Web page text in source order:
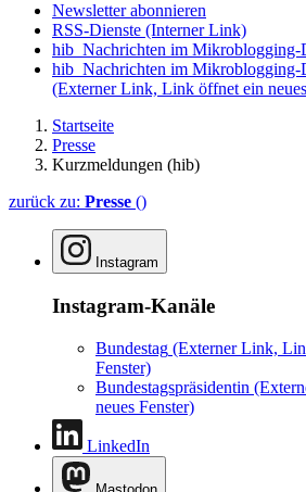
Newsletter abonnieren
RSS-Dienste (Interner Link)
hib_Nachrichten im Mikroblogging-
hib_Nachrichten im Mikroblogging-
(Externer Link, Link öffnet ein
Startseite
Presse
Kurzmeldungen (hib)
zurück zu: Presse ()
Instagram
Instagram-Kanäle
Bundestag (Externer Link,
Fenster)
Bundestagspräsidentin
neues Fenster)
LinkedIn